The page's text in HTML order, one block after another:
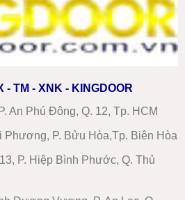
- TM - XNK - KINGDOOR
An Phú Đông, Q. 12, Tp. HCM
Phương, P. Bửu Hòa,Tp. Biên Hòa
P. Hiệp Bình Phước, Q. Thủ